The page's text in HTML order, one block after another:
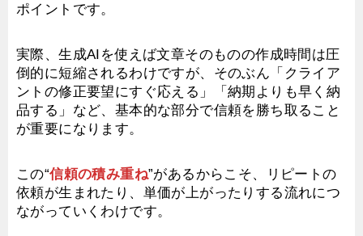
ポイントです。
実際、生成AIを使えば文章そのものの作成時間は圧
倒的に短縮されるわけですが、そのぶん「クライア
ントの修正要望にすぐ応える」「納期よりも早く納
品する」など、基本的な部分で信頼を勝ち取ること
が重要になります。
この“信頼の積み重ね”があるからこそ、リピートの
依頼が生まれたり、単価が上がったりする流れにつ
ながっていくわけです。